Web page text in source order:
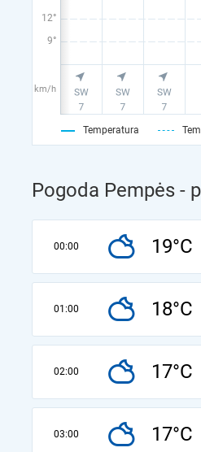
12°
9°
km/h
Temperatura
Pogoda Pempės -
00:00 19°C
01:00 18°C
02:00 17°C
03:00 17°C